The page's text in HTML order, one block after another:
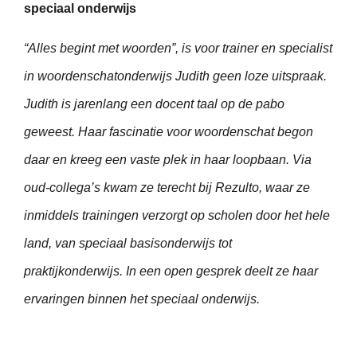
speciaal onderwijs
“Alles begint met woorden”, is voor trainer en specialist
in woordenschatonderwijs Judith geen loze uitspraak.
Judith is jarenlang een docent taal op de pabo
geweest. Haar fascinatie voor woordenschat begon
daar en kreeg een vaste plek in haar loopbaan. Via
oud-collega’s kwam ze terecht bij Rezulto, waar ze
inmiddels trainingen verzorgt op scholen door het hele
land, van speciaal basisonderwijs tot
praktijkonderwijs. In een open gesprek deelt ze haar
ervaringen binnen het speciaal onderwijs.